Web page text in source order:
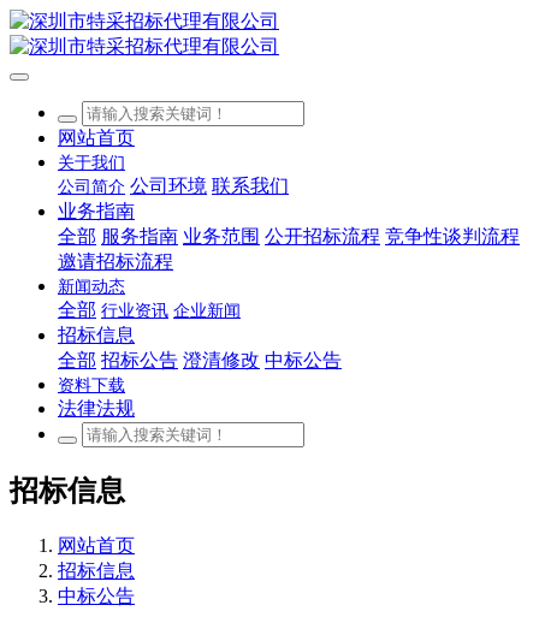
网站首页
关于我们
公司简介 公司环境 联系我们
业务指南
全部 服务指南 业务范围 公开招标流程 竞争性谈判流程
邀请招标流程
新闻动态
全部 行业资讯 企业新闻
招标信息
全部 招标公告 澄清修改 中标公告
资料下载
法律法规
招标信息
网站首页
招标信息
中标公告